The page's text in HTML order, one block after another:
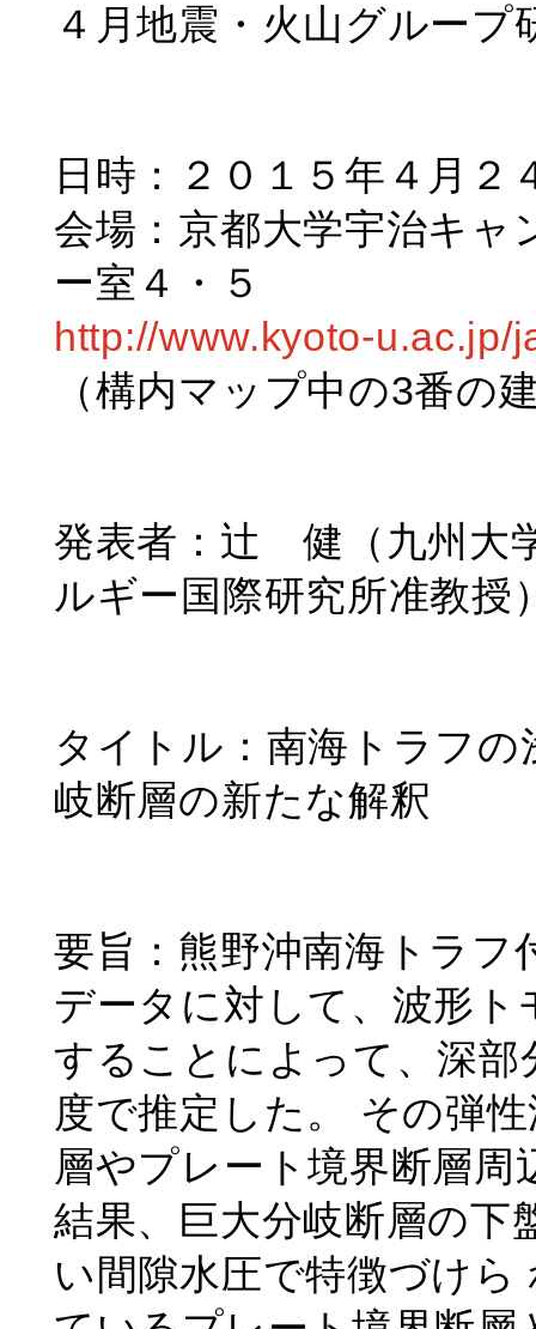
４月地震・火山グループ
日時：２０１５年４月
会場：京都大学宇治キ
ー室４・５
http://www.kyoto-u.ac.jp/
（構内マップ中の3番の
発表者：辻 健（九州大
ルギー国際研究所准教授
タイトル：南海トラフ
岐断層の新たな解釈
要旨：熊野沖南海トラフ
データに対して、波形
することによって、深部
度で推定した。 その弾
層やプレート境界断層
結果、巨大分岐断層の下
い間隙水圧で特徴づけ